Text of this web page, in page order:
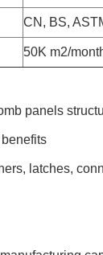
CN, BS,
50K m2/
panels
latches,